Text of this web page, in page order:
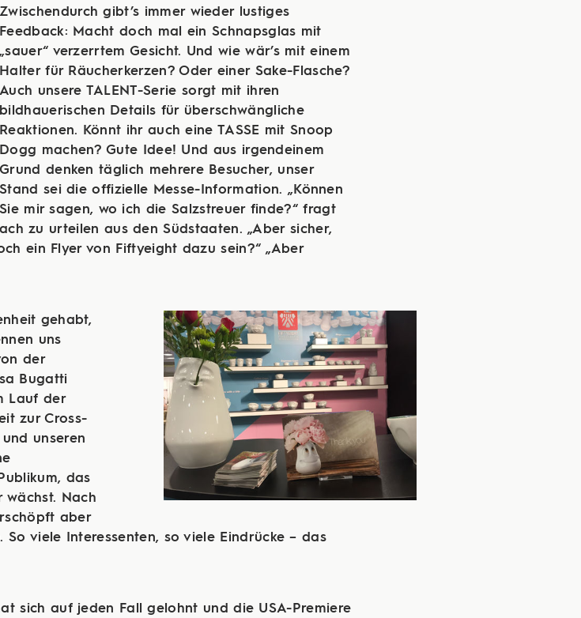
Zwischendurch gibt’s immer wieder lustiges
Feedback: Macht doch mal ein Schnapsglas mit
„sauer“ verzerrtem Gesicht. Und wie wär’s mit einem
Halter für Räucherkerzen? Oder einer Sake-Flasche?
Auch unsere TALENT-Serie sorgt mit ihren
bildhauerischen Details für überschwängliche
Reaktionen. Könnt ihr auch eine TASSE mit Snoop
Dogg machen? Gute Idee! Und aus irgendeinem
Grund denken täglich mehrere Besucher, unser
Stand sei die offizielle Messe-Information. „Können
Sie mir sagen, wo ich die Salzstreuer finde?“ fragt
zu urteilen aus den Südstaaten. „Aber sicher,
ein Flyer von Fiftyeight dazu sein?“ „Aber
gehabt,
uns
der
Bugatti
Lauf der
zur Cross-
unseren
das
wächst. Nach
aber
viele Interessenten, so viele Eindrücke – das
sich auf jeden Fall gelohnt und die USA-Premiere